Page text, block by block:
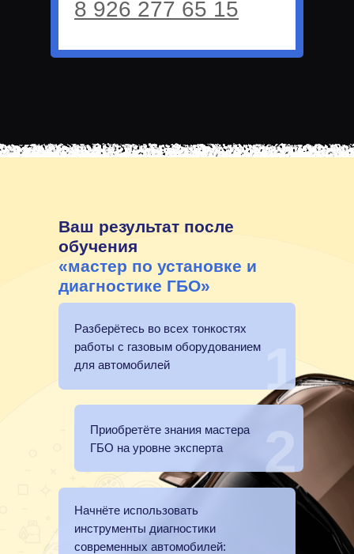
8 926 277 65 15
Ваш результат после
обучения
«мастер по установке и
диагностике ГБО»
Разберётесь во всех тонкостях
работы с газовым оборудованием
для автомобилей
2
1
Приобретёте знания мастера
ГБО на уровне эксперта
Начнёте использовать
инструменты диагностики
современных автомобилей: